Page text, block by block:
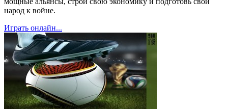
народ к войне.
Играть онлайн...